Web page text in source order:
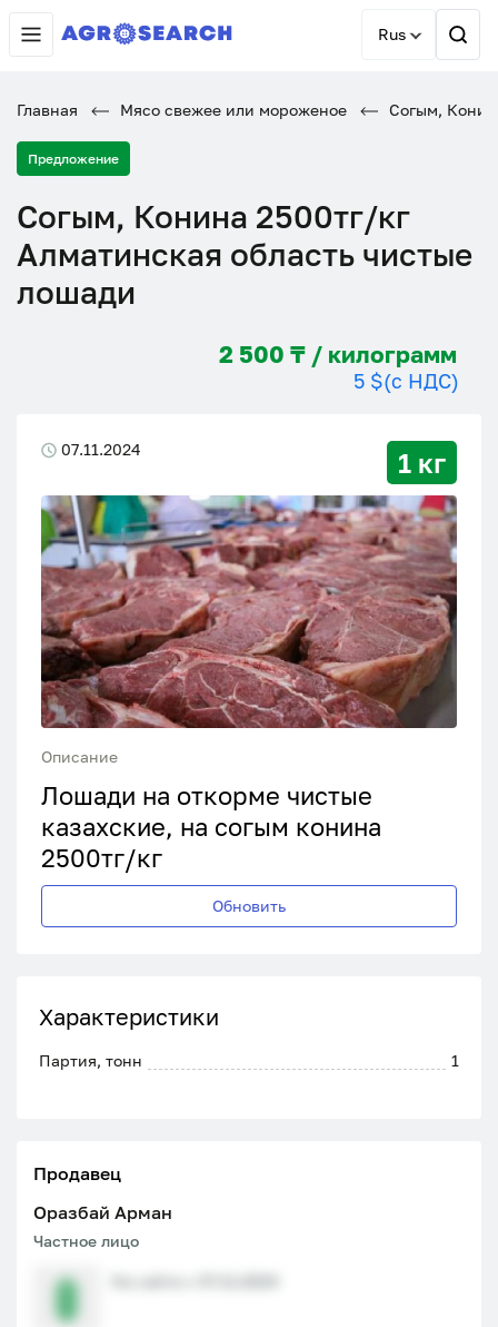
Rus
Главная Мясо свежее или мороженое Согым,
Предложение
Согым, Конина 2500тг/кг
Алматинская область чистые
лошади
2 500 ₸ / килограмм
5 $(с НДС)
07.11.2024 1 кг
Описание
Лошади на откорме чистые
казахские, на согым конина
2500тг/кг
Обновить
Характеристики
Партия, тонн 1
Продавец
Оразбай Арман
Частное лицо